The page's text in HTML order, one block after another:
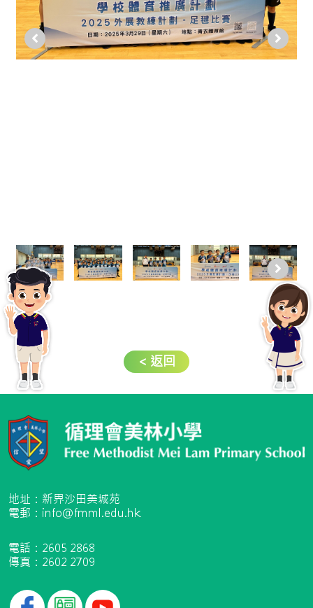
< 返回
地址：新界沙田美城苑
電郵：info@fmml.edu.hk
電話：2605 2868
傳真：2602 2709